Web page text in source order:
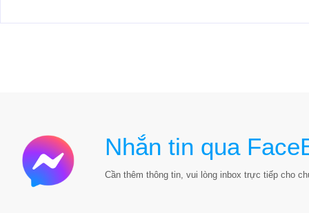
Nhắn tin qua
Cần thêm thông tin, vui lòng inbox trực tiếp cho